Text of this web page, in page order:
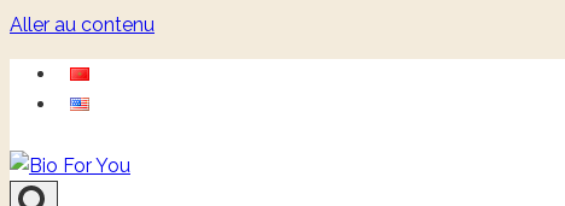
Aller au contenu